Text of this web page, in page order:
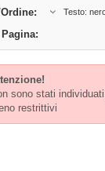
Testo:
sono stati
restrittivi